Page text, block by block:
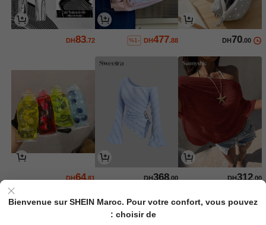
DH70.00
DH477.88
%1-
DH83.72
DH312.00
DH368.00
DH64.81
Bienvenue sur SHEIN Maroc. Pour votre confort, vous pouvez
choisir de :